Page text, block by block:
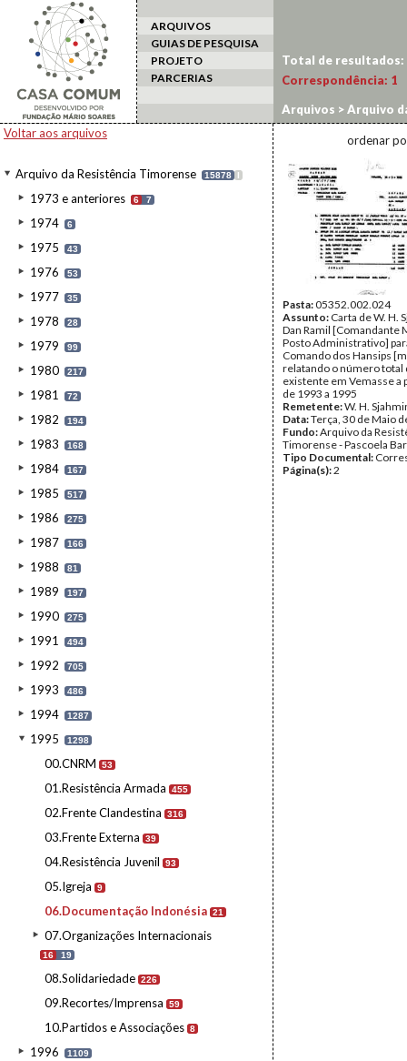
ARQUIVOS
GUIAS DE PESQUISA
PROJETO
PARCERIAS
Voltar aos arquivos
Arquivo da Resistência Timorense 15878 I
1973 e anteriores 6 7
1974 6
1975 43
1976 53
1977 35
1978 28
1979 99
1980 217
1981 72
1982 194
1983 168
1984 167
1985 517
1986 275
1987 166
1988 81
1989 197
1990 275
1991 494
1992 705
1993 486
1994 1287
1995 1298
00.CNRM 53
01.Resistência Armada 455
02.Frente Clandestina 316
03.Frente Externa 39
04.Resistência Juvenil 93
05.Igreja 9
06.Documentação Indonésia 21
07.Organizações Internacionais
16 19
08.Solidariedade 226
09.Recortes/Imprensa 59
10.Partidos e Associações 8
1996 1109
Total de resultados:
Correspondência: 1
Arquivos >Arquivo
ordenar
Pasta:05352.002.024
Assunto: Carta de W. H.
Dan Ramil [Comandante
Posto Administrativo]
Comando dos Hansips
relatando o número total
existente em Vemasse a
de 1993 a 1995
Remetente:W. H.
Data:Terça, 30 de Maio
Fundo:Arquivo da
Timorense - Pascoela
Tipo Documental:
Página(s):2